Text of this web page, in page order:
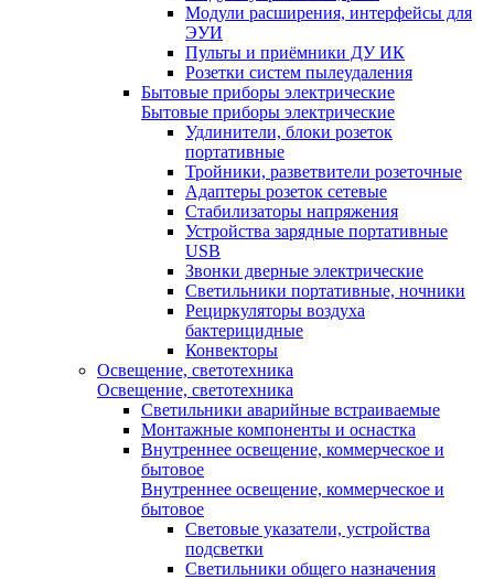
Модули расширения, интерфейсы для
ЭУИ
Пульты и приёмники ДУ ИК
Розетки систем пылеудаления
Бытовые приборы электрические
Бытовые приборы электрические
Удлинители, блоки розеток
портативные
Тройники, разветвители розеточные
Адаптеры розеток сетевые
Стабилизаторы напряжения
Устройства зарядные портативные
USB
Звонки дверные электрические
Светильники портативные, ночники
Рециркуляторы воздуха
бактерицидные
Конвекторы
Освещение, светотехника
Освещение, светотехника
Светильники аварийные встраиваемые
Монтажные компоненты и оснастка
Внутреннее освещение, коммерческое и
бытовое
Внутреннее освещение, коммерческое и
бытовое
Световые указатели, устройства
подсветки
Светильники общего назначения